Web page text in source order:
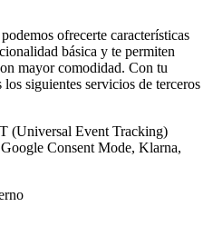
ofrecerte características
básica y te permiten
mayor comodidad. Con tu
siguientes servicios de terceros
(Universal Event Tracking)
Consent Mode, Klarna,